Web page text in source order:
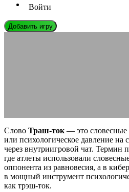
Войти
Добавить игру
Слово Траш-ток — это словесные
или психологическое давление на
через внутриигровой чат. Термин
где атлеты использовали
оппонента из равновесия, а в
в мощный инструмент
как трэш-ток.